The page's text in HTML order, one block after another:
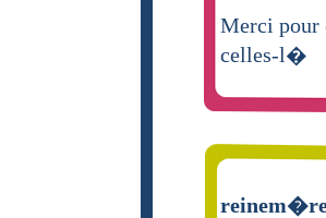
Merci pour
celles-l�